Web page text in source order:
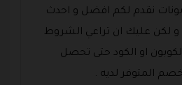
نقدم لكم افضل و احدث
لكن عليك ان تراعي الشروط
او الكود حتى تحصل
المتوفر لديه .